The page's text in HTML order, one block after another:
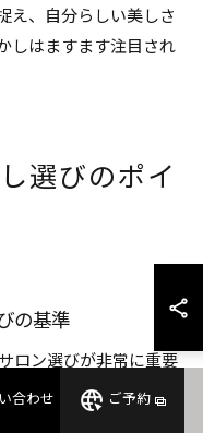
え、自分らしい美しさ
しはますます注目され
選びのポイ
の基準
ロン選びが非常に重要
、透明感や若見えを叶
合わせ ご予約